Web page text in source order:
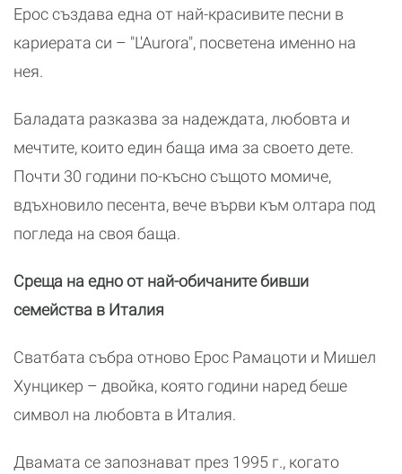
Ерос създава една от най-красивите песни в
кариерата си – "L'Aurora", посветена именно на
нея.
Баладата разказва за надеждата, любовта и
мечтите, които един баща има за своето дете.
Почти 30 години по-късно същото момиче,
вдъхновило песента, вече върви към олтара под
погледа на своя баща.
Среща на едно от най-обичаните бивши
семейства в Италия
Сватбата събра отново Ерос Рамацоти и Мишел
Хунцикер – двойка, която години наред беше
символ на любовта в Италия.
Двамата се запознават през 1995 г., когато